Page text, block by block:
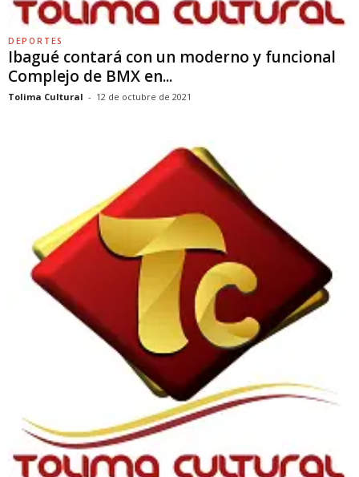
DEPORTES
Ibagué contará con un moderno y funcional
Complejo de BMX en...
Tolima Cultural - 12 de octubre de 2021